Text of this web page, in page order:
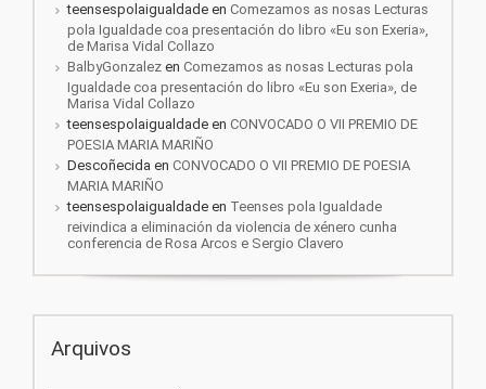
teensespolaigualdade en Comezamos as nosas Lecturas
pola Igualdade coa presentación do libro «Eu son Exeria»,
de Marisa Vidal Collazo
BalbyGonzalez en Comezamos as nosas Lecturas pola
Igualdade coa presentación do libro «Eu son Exeria», de
Marisa Vidal Collazo
teensespolaigualdade en CONVOCADO O VII PREMIO DE
POESIA MARIA MARIÑO
Descoñecida en CONVOCADO O VII PREMIO DE POESIA
MARIA MARIÑO
teensespolaigualdade en Teenses pola Igualdade
reivindica a eliminación da violencia de xénero cunha
conferencia de Rosa Arcos e Sergio Clavero
Arquivos